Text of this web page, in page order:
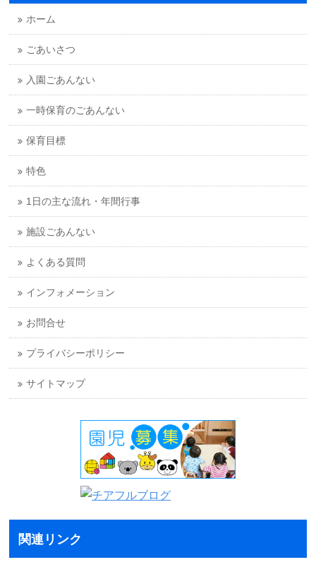
ホーム
ごあいさつ
入園ごあんない
一時保育のごあんない
保育目標
特色
1日の主な流れ・年間行事
施設ごあんない
よくある質問
インフォメーション
お問合せ
プライバシーポリシー
サイトマップ
関連リンク